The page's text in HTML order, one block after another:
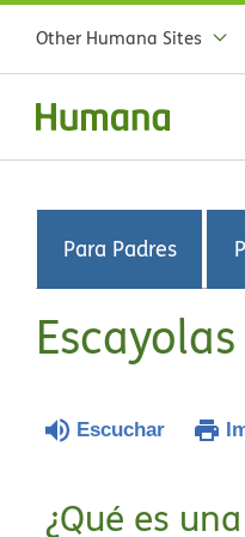
Other Humana Sites
Para Padres
Escuchar
¿Qué es